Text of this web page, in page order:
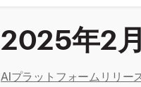
2025年2月
AIプラットフォームリリー